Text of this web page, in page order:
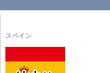
スペイン